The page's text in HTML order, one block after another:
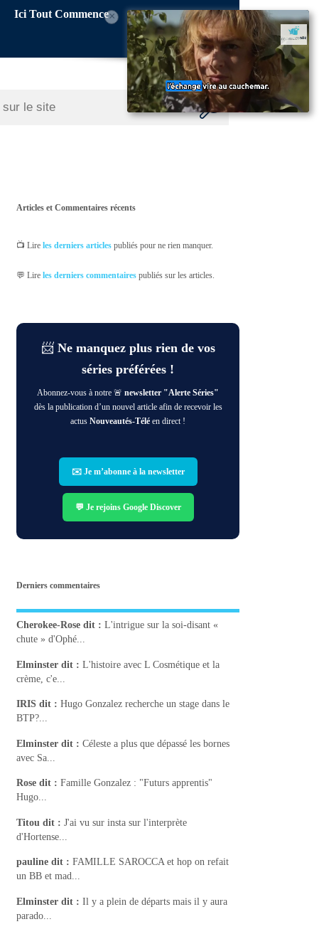
Ici Tout Commence×
Articles et Commentaires récents
📺 Lireles derniers articles publiés pour ne rien manquer.
💬 Lireles derniers commentaires publiés sur les articles.
📨 Ne manquez plus rien de vos
séries préférées !
Abonnez-vous à notre 🚨newsletter "Alerte Séries"
dès la publication d’un nouvel article afin de recevoir les
actusNouveautés-Télé en direct !
✉️ Je m’abonne à la newsletter
💬 Je rejoins Google Discover
Derniers commentaires
Cherokee-Rose dit : L'intrigue sur la soi-disant «
chute » d'Ophé...
Elminster dit : L'histoire avec L Cosmétique et la
crème, c'e...
IRIS dit : Hugo Gonzalez recherche un stage dans le
BTP?...
Elminster dit : Céleste a plus que dépassé les bornes
avec Sa...
Rose dit : Famille Gonzalez : "Futurs apprentis"
Hugo...
Titou dit : J'ai vu sur insta sur l'interprète
d'Hortense...
pauline dit : FAMILLE SAROCCA et hop on refait
un BB et mad...
Elminster dit : Il y a plein de départs mais il y aura
parado...